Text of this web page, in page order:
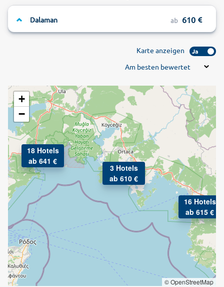
Dalaman ab 610
Karte anzeigen Ja
Am besten bewertet
3 Hotels
ab 610 €
18 Hotels
ab 641 €
16 Hotels
ab 615 €
+
−
© OpenStreetMap